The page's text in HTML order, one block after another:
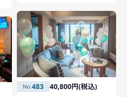
483 40,800円(税込)